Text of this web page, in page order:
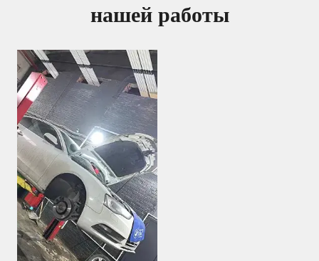
нашей работы